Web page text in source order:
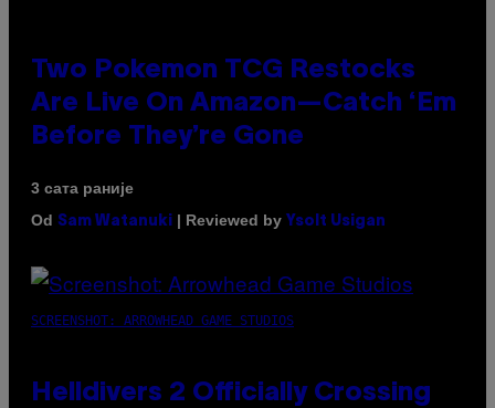
Two Pokemon TCG Restocks
Are Live On Amazon—Catch ‘Em
Before They’re Gone
3 сата раније
Od Sam Watanuki | Reviewed by Ysolt Usigan
SCREENSHOT: ARROWHEAD GAME STUDIOS
Helldivers 2 Officially Crossing